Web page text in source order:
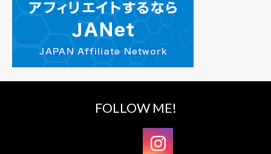
FOLLOW ME!